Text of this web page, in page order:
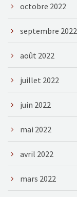
octobre 2022
septembre 2022
août 2022
juillet 2022
juin 2022
mai 2022
avril 2022
mars 2022